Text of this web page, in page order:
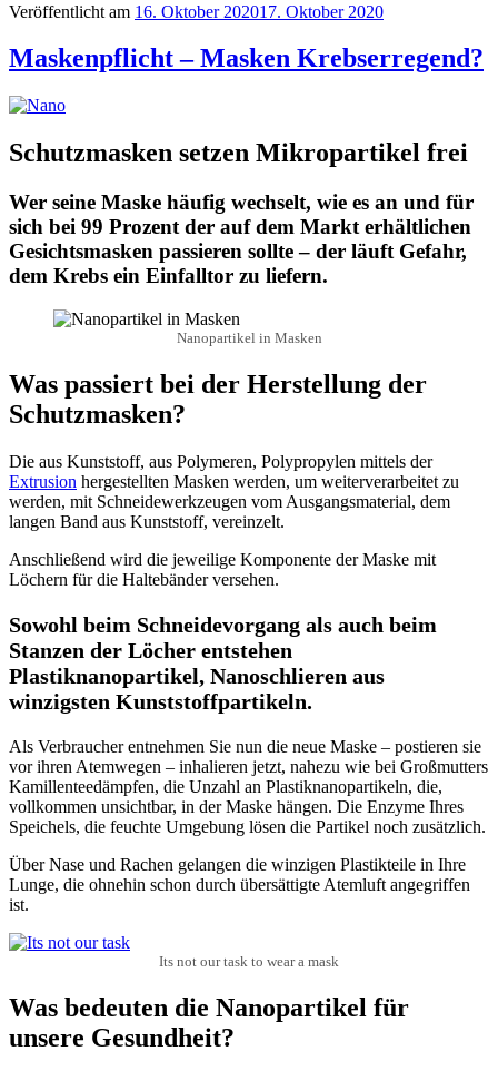
Veröffentlicht am 16. Oktober 202017. Oktober 2020
Maskenpflicht – Masken Krebserregend?
Schutzmasken setzen Mikropartikel frei
Wer seine Maske häufig wechselt, wie es an und für
sich bei 99 Prozent der auf dem Markt erhältlichen
Gesichtsmasken passieren sollte – der läuft Gefahr,
dem Krebs ein Einfalltor zu liefern.
Nanopartikel in Masken
Was passiert bei der Herstellung der
Schutzmasken?
Die aus Kunststoff, aus Polymeren, Polypropylen mittels der
Extrusion hergestellten Masken werden, um weiterverarbeitet zu
werden, mit Schneidewerkzeugen vom Ausgangsmaterial, dem
langen Band aus Kunststoff, vereinzelt.
Anschließend wird die jeweilige Komponente der Maske mit
Löchern für die Haltebänder versehen.
Sowohl beim Schneidevorgang als auch beim
Stanzen der Löcher entstehen
Plastiknanopartikel, Nanoschlieren aus
winzigsten Kunststoffpartikeln.
Als Verbraucher entnehmen Sie nun die neue Maske – postieren sie
vor ihren Atemwegen – inhalieren jetzt, nahezu wie bei Großmutters
Kamillenteedämpfen, die Unzahl an Plastiknanopartikeln, die,
vollkommen unsichtbar, in der Maske hängen. Die Enzyme Ihres
Speichels, die feuchte Umgebung lösen die Partikel noch zusätzlich.
Über Nase und Rachen gelangen die winzigen Plastikteile in Ihre
Lunge, die ohnehin schon durch übersättigte Atemluft angegriffen
ist.
Its not our task to wear a mask
Was bedeuten die Nanopartikel für
unsere Gesundheit?